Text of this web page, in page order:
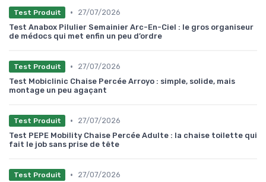
Test Produit •
27/07/2026
Test Anabox Pilulier Semainier Arc-En-Ciel : le gros organiseur
de médocs qui met enfin un peu d’ordre
Test Produit •
27/07/2026
Test Mobiclinic Chaise Percée Arroyo : simple, solide, mais
montage un peu agaçant
Test Produit •
27/07/2026
Test PEPE Mobility Chaise Percée Adulte : la chaise toilette qui
fait le job sans prise de tête
Test Produit •
27/07/2026